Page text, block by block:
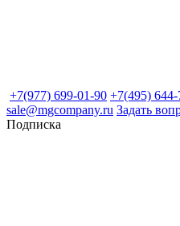
+7(977) 699-01-90 +7(495)
sale@mgcompany.ru Задать
Подписка